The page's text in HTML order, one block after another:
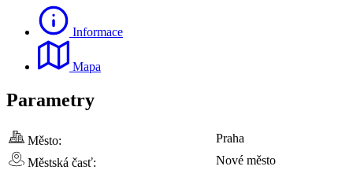
Informace
Mapa
Parametry
Město:
Praha
Městská časť:
Nové město